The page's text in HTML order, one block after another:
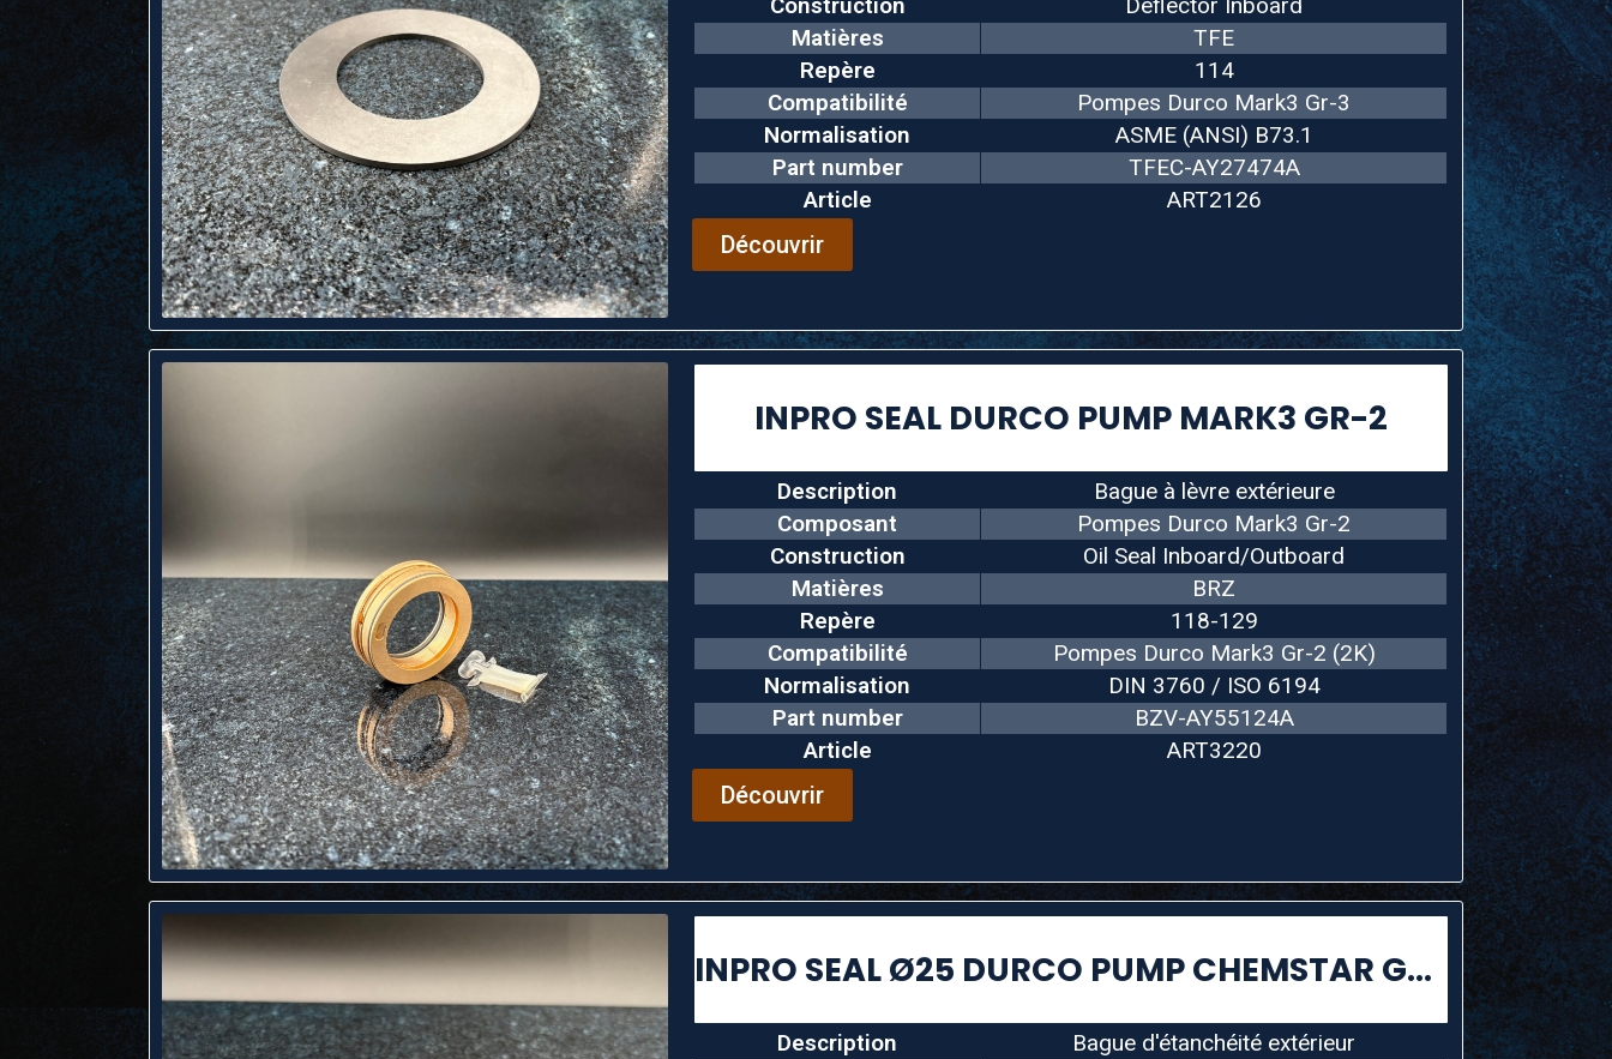
Matières
TFE
Repère
114
Compatibilité
Pompes Durco Mark3 Gr-3
Normalisation
ASME (ANSI) B73.1
Part number
TFEC-AY27474A
Article
ART2126
Découvrir
INPRO SEAL DURCO PUMP MARK3 GR-2
Description
Bague à lèvre extérieure
Composant
Pompes Durco Mark3 Gr-2
Construction
Oil Seal Inboard/Outboard
Matières
BRZ
Repère
118-129
Compatibilité
Pompes Durco Mark3 Gr-2 (2K)
Normalisation
DIN 3760 / ISO 6194
Part number
BZV-AY55124A
Article
ART3220
Découvrir
INPRO SEAL Ø25 DURCO PUMP CHEMSTAR GR-A
Description
Bague d'étanchéité extérieur